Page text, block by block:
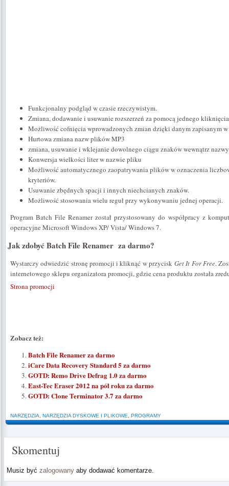
Funkcjonalny podgląd w czasie rzeczywistym.
Zmiana, dodawanie i usuwanie rozszerzeń za pomocą jednego
Możliwość cofnięcia wprowadzonych zmian dzięki danym zapisanym
Hurtowa zmiana nazw plików MP3
zmiana, usuwanie i wklejanie dowolnego ciągu znaków wewnątrz
Konwersja wielkości liter w nazwie pliku
Możliwość automatycznego zaopatrywania plików w oznaczenia
kryteriów.
Usuwanie zbędnych spacji i innych niechcianych znaków.
Możliwość stosowania wielu reguł przy wykonywaniu jednej operacji.
Program Batch File Renamer został przystosowany do współpracy z
operacyjne Microsoft Windows XP/ Vista/ Windows 7.
Jak zdobyć Batch File Renamer za darmo?
Wystarczy odwiedzić stronę promocji i kliknąć w przyciskGet It For Free.
internetowego sklepu organizatora promocji, gdzie cena produktu została
Strona promocji
Zobacz też:
Batch File Renamer za darmo
iCare Data Recovery Standard 5 za darmo
GOTD: Remo Drive Defrag 1.0 za darmo
East-Tec Eraser 2012 na pół roku za darmo
GOTD: Clone Terminator 3.7 za darmo
NARZĘDZIA NARZĘDZIA DYSKOWE I PLIKOWE PROGRAMY
Skomentuj
Musiz być zalogowany aby dodawać komentarze.